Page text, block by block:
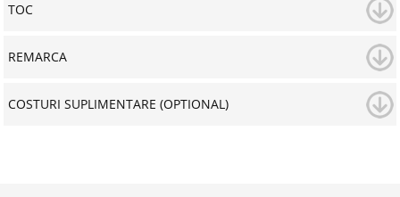
TOC
REMARCA
COSTURI SUPLIMENTARE (OPTIONAL)